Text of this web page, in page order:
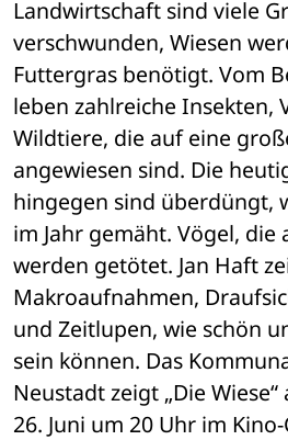
Landwirtschaft sind viele
verschwunden, Wiesen
Futtergras benötigt. Vom
leben zahlreiche Insekten,
Wildtiere, die auf eine
angewiesen sind. Die
hingegen sind überdüngt,
im Jahr gemäht. Vögel,
werden getötet. Jan Haft
Makroaufnahmen,
und Zeitlupen, wie schön
sein können. Das
Neustadt zeigt „Die
26. Juni um 20 Uhr im